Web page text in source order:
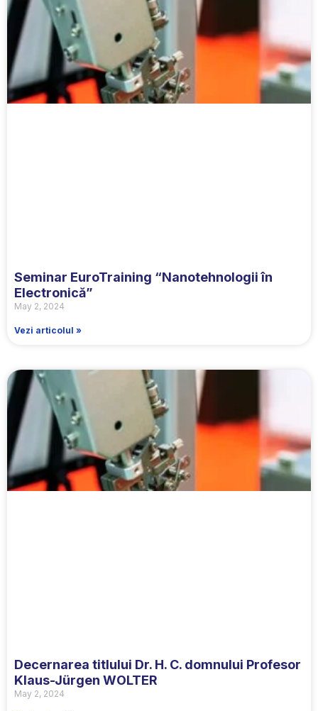
Seminar EuroTraining “Nanotehnologii în
Electronică”
May 2, 2024
Vezi articolul »
Decernarea titlului Dr. H. C. domnului Profesor
Klaus-Jürgen WOLTER
May 2, 2024